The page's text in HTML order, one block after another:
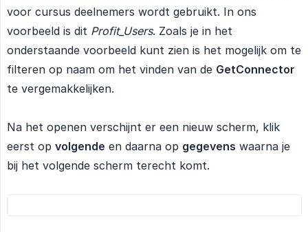
voor cursus deelnemers wordt gebruikt. In ons
voorbeeld is dit Profit_Users. Zoals je in het
onderstaande voorbeeld kunt zien is het mogelijk om te
filteren op naam om het vinden van de GetConnector
te vergemakkelijken.
Na het openen verschijnt er een nieuw scherm, klik
eerst op volgende en daarna op gegevens waarna je
bij het volgende scherm terecht komt.